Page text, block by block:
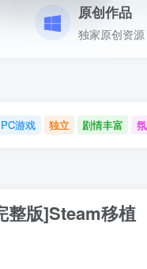
原创作品
独家原创资源
PC游戏 独立 剧情丰富
整版]Steam移植